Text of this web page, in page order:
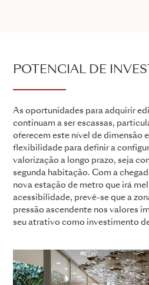
POTENCIAL DE
As oportunidades para adquirir
continuam a ser escassas,
oferecem este nível de dimensão
flexibilidade para definir a
valorização a longo prazo, seja
segunda habitação. Com a
nova estação de metro que irá
acessibilidade, prevê-se que a
pressão ascendente nos valores
seu atrativo como investimento